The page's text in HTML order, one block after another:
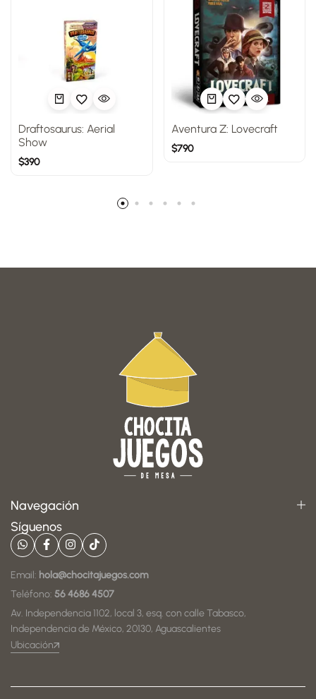
Draftosaurus: Aerial
Show
$390
Aventura Z: Lovecraft
$790
Navegación
Síguenos
Email: hola@chocitajuegos.com
Teléfono: 56 4686 4507
Av. Independencia 1102, local 3, esq. con calle Tabasco,
Independencia de México, 20130, Aguascalientes
Ubicación